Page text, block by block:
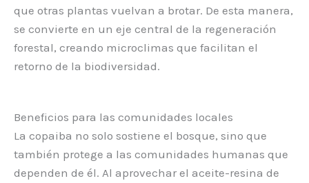
que otras plantas vuelvan a brotar. De esta manera,
se convierte en un eje central de la regeneración
forestal, creando microclimas que facilitan el
retorno de la biodiversidad.
Beneficios para las comunidades locales
La copaiba no solo sostiene el bosque, sino que
también protege a las comunidades humanas que
dependen de él. Al aprovechar el aceite-resina de